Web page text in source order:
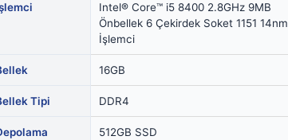
Intel® Core™ i5 8400 2.8GHz 9MB
Önbellek 6 Çekirdek Soket 1151 14nm
İşlemci
16GB
Tipi DDR4
512GB SSD